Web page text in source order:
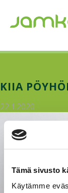
Tämä sivusto
Käytämme
KIIA
22.1.2020